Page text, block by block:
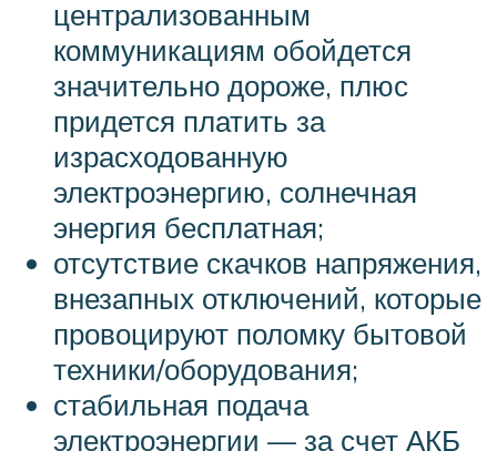
централизованным
коммуникациям обойдется
значительно дороже, плюс
придется платить за
израсходованную
электроэнергию, солнечная
энергия бесплатная;
отсутствие скачков напряжения,
внезапных отключений, которые
провоцируют поломку бытовой
техники/оборудования;
стабильная подача
электроэнергии — за счет АКБ